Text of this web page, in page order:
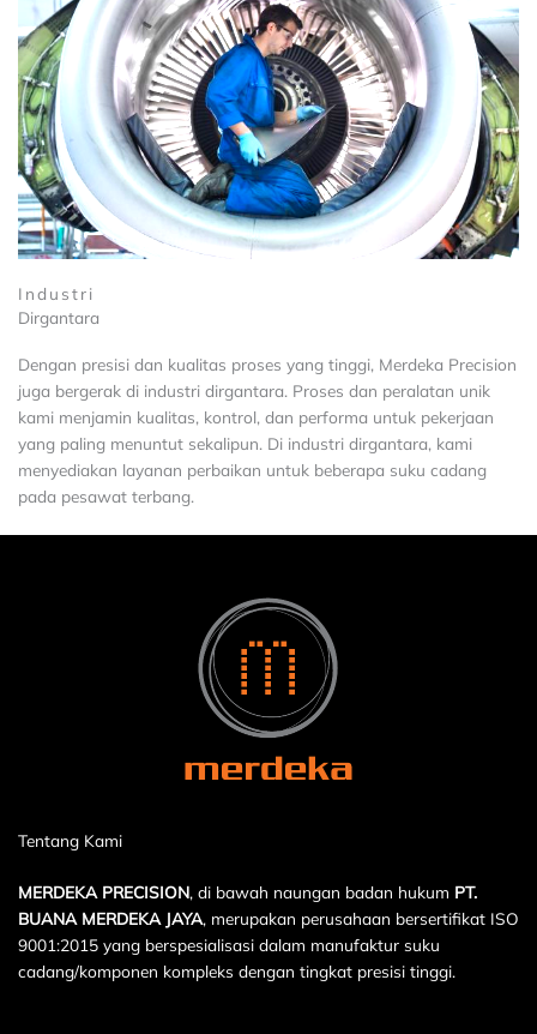
Industri
Dirgantara
Dengan presisi dan kualitas proses yang tinggi, Merdeka Precision
juga bergerak di industri dirgantara. Proses dan peralatan unik
kami menjamin kualitas, kontrol, dan performa untuk pekerjaan
yang paling menuntut sekalipun. Di industri dirgantara, kami
menyediakan layanan perbaikan untuk beberapa suku cadang
pada pesawat terbang.
Tentang Kami
MERDEKA PRECISION, di bawah naungan badan hukum PT.
BUANA MERDEKA JAYA, merupakan perusahaan bersertifikat ISO
9001:2015 yang berspesialisasi dalam manufaktur suku
cadang/komponen kompleks dengan tingkat presisi tinggi.